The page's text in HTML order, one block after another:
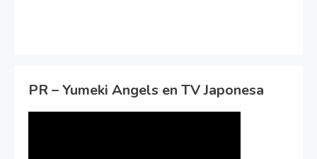
PR – Yumeki Angels en TV Japonesa